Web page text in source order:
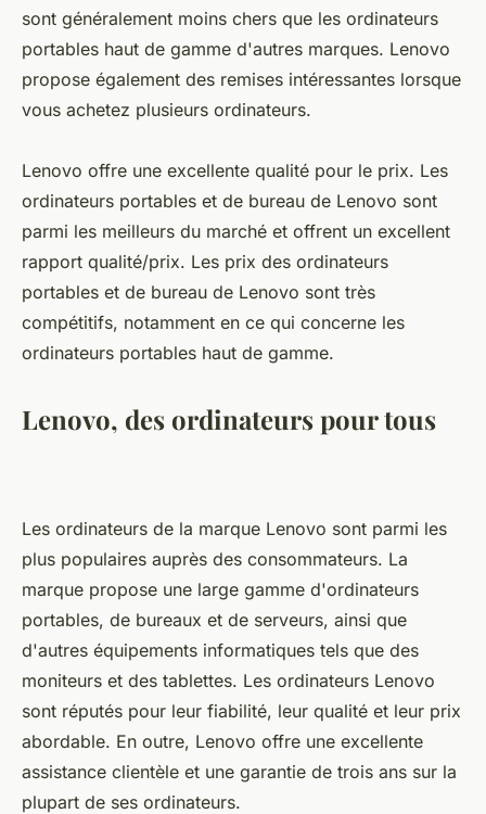
sont généralement moins chers que les ordinateurs
portables haut de gamme d'autres marques. Lenovo
propose également des remises intéressantes lorsque
vous achetez plusieurs ordinateurs.
Lenovo offre une excellente qualité pour le prix. Les
ordinateurs portables et de bureau de Lenovo sont
parmi les meilleurs du marché et offrent un excellent
rapport qualité/prix. Les prix des ordinateurs
portables et de bureau de Lenovo sont très
compétitifs, notamment en ce qui concerne les
ordinateurs portables haut de gamme.
Lenovo, des ordinateurs pour tous
Les ordinateurs de la marque Lenovo sont parmi les
plus populaires auprès des consommateurs. La
marque propose une large gamme d'ordinateurs
portables, de bureaux et de serveurs, ainsi que
d'autres équipements informatiques tels que des
moniteurs et des tablettes. Les ordinateurs Lenovo
sont réputés pour leur fiabilité, leur qualité et leur prix
abordable. En outre, Lenovo offre une excellente
assistance clientèle et une garantie de trois ans sur la
plupart de ses ordinateurs.